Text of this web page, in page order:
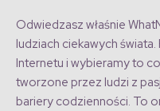
Odwiedzasz właśnie
ludziach ciekawych
Internetu i wybieramy to
tworzone przez ludzi z
bariery codzienności. To